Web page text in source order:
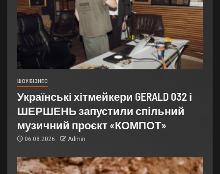
ШОУ БІЗНЕС
Українські хітмейкери GERALD 032 і
ШЕРШЕНЬ запустили спільний
музичний проєкт «КОМПОТ»
06.08.2026 Admin